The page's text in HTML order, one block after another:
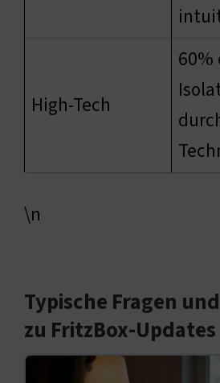
High-Tech
60%
\n
Typische Fragen
zu FritzBox-Updates